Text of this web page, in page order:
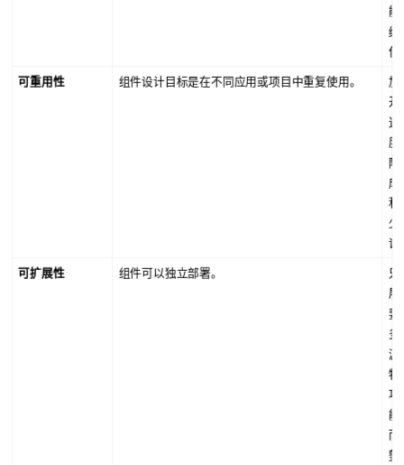
能
缝
作
可重用性 组件设计目标是在不同应用或项目中重复使用。
加
开
速
度
降
成
和
少
误
可扩展性 组件可以独立部署。
只
展
要
多
源
特
功
能
而
整